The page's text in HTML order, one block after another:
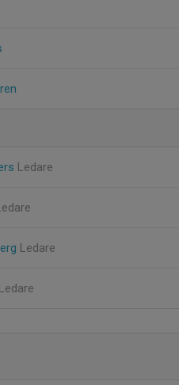
Ledare
Ledare
Ledare